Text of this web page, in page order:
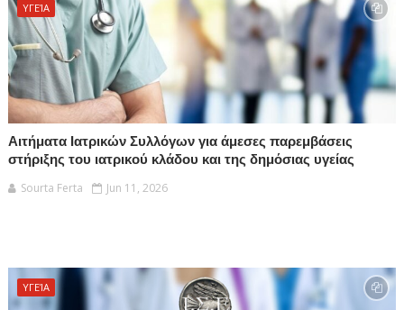
ΥΓΕΊΑ
Αιτήματα Ιατρικών Συλλόγων για άμεσες παρεμβάσεις
στήριξης του ιατρικού κλάδου και της δημόσιας υγείας
Sourta Ferta
Jun 11, 2026
ΥΓΕΊΑ